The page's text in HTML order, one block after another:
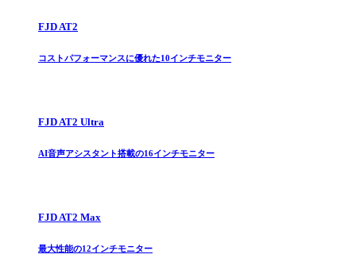
FJD AT2
コストパフォーマンスに優れた10インチモニター
FJD AT2 Ultra
AI音声アシスタント搭載の16インチモニター
FJD AT2 Max
最大性能の12インチモニター